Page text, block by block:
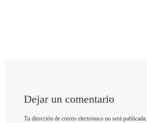
Dejar un comentario
Tu dirección de correo electrónico no será publicada.